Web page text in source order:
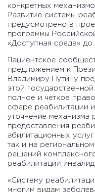
конкретных
Развитие системы
предусмотрено в
программы
«Доступная среда» до
Пациентское
предложением к
Владимиру Путину
этой
полное и четкое
сфере реабилитации
уточнение механизма
предоставления
абилитационных
так и на
решений
реабилитации
«Систему
многим видам